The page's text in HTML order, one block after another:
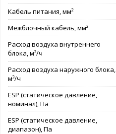
Кабель питания, мм²
Межблочный кабель, мм²
Расход воздуха внутреннего
блока, м³/ч
Расход воздуха наружного блока,
м³/ч
ESP (статическое давление,
номинал), Па
ESP (статическое давление,
диапазон), Па